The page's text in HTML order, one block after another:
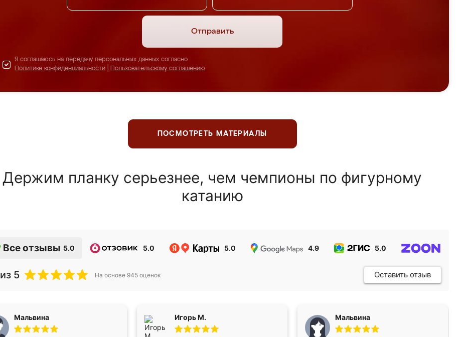
Отправить
Я соглашаюсь на передачу персональных данных согласно
Политике конфиденциальности
Пользовательскому соглашению
ПОСМОТРЕТЬ МАТЕРИАЛЫ
Держим планку серьезнее, чем чемпионы по фигурному
катанию
Все отзывы 5.0 5.0 5.0 4.9 5.0
из 5 На основе 945 оценок Оставить отзыв
Мальвина Игорь М. Мальвина